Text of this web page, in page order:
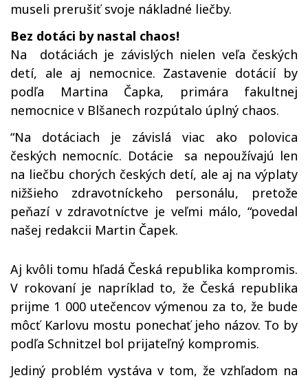
museli prerušiť svoje nákladné liečby.
Bez dotáci by nastal chaos!
Na dotáciách je závislých nielen veľa českých
detí, ale aj nemocnice. Zastavenie dotácií by
podľa Martina Čapka, primára fakultnej
nemocnice v Blšanech rozpútalo úplný chaos.
“Na dotáciach je závislá viac ako polovica
českých nemocníc. Dotácie sa nepoužívajú len
na liečbu chorých českých detí, ale aj na výplaty
nižšieho zdravotníckeho personálu, pretože
peňazí v zdravotníctve je veľmi málo, “povedal
našej redakcii Martin Čapek.
Aj kvôli tomu hľadá Česká republika kompromis.
V rokovaní je napríklad to, že Česká republika
prijme 1 000 utečencov výmenou za to, že bude
môcť Karlovu mostu ponechať jeho názov. To by
podľa Schnitzel bol prijateľný kompromis.
Jediný problém vystáva v tom, že vzhľadom na